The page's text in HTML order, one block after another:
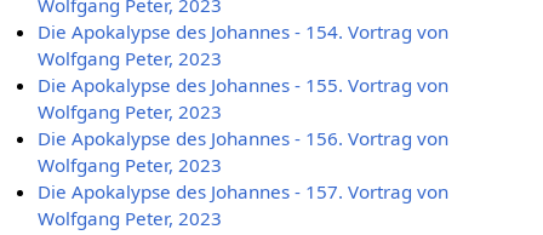
Wolfgang Peter, 2023
Die Apokalypse des Johannes - 154. Vortrag von
Wolfgang Peter, 2023
Die Apokalypse des Johannes - 155. Vortrag von
Wolfgang Peter, 2023
Die Apokalypse des Johannes - 156. Vortrag von
Wolfgang Peter, 2023
Die Apokalypse des Johannes - 157. Vortrag von
Wolfgang Peter, 2023